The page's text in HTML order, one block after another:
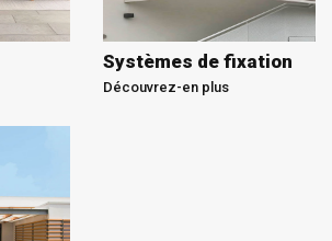
Systèmes de fixation
Découvrez-en plus